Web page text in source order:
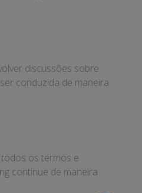
discussões sobre
conduzida de maneira
os termos e
continue de maneira